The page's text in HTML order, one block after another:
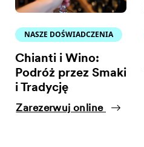
NASZE DOŚWIADCZENIA
Chianti i Wino:
Podróż przez Smaki
i Tradycję
Zarezerwuj online